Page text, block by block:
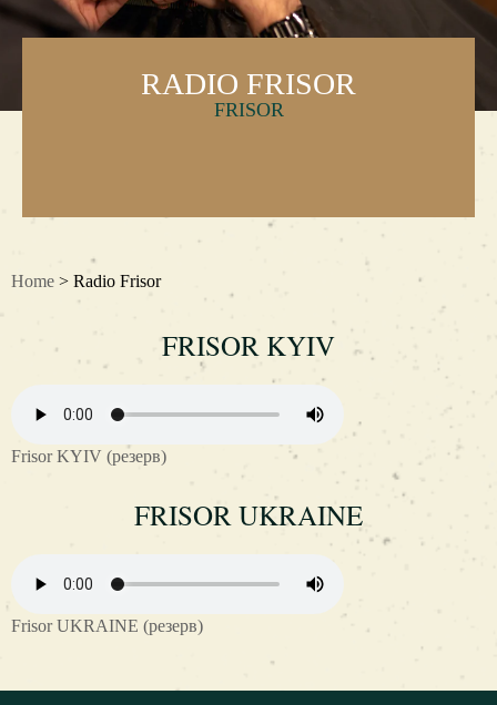
RADIO FRISOR
FRISOR
Home > Radio Frisor
FRISOR KYIV
Frisor KYIV (резерв)
FRISOR UKRAINE
Frisor UKRAINE (резерв)